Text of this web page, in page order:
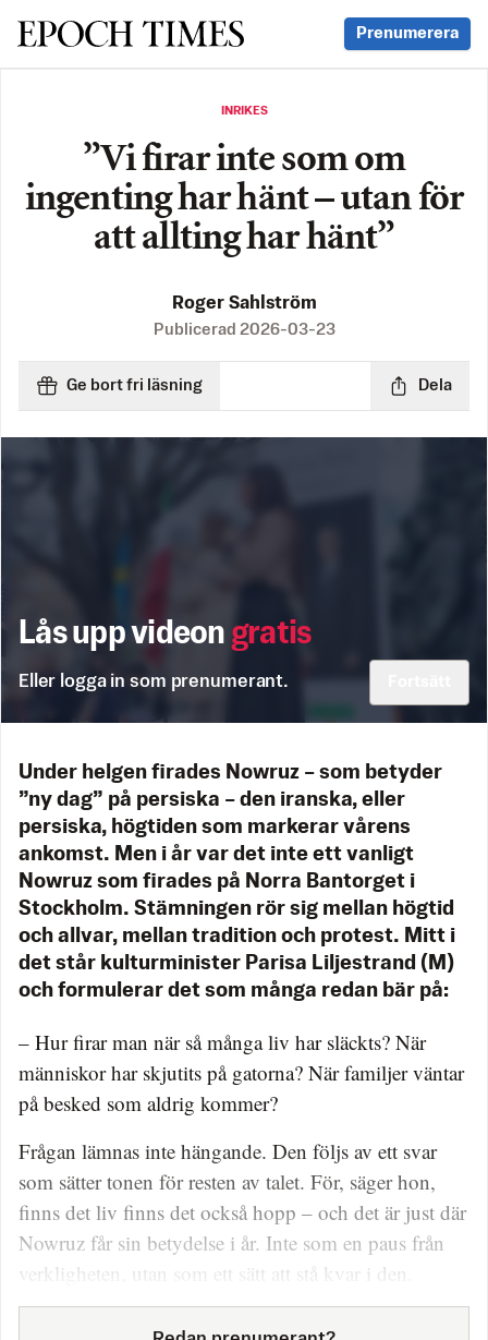
Svenska Epoch Times Prenumerera
INRIKES
”Vi firar inte som om
ingenting har hänt – utan för
att allting har hänt”
Roger Sahlström
Publicerad 2026-03-23
Ge bort fri läsning Dela
Lås upp videon gratis
Eller logga in som prenumerant.
Under helgen firades Nowruz – som betyder
”ny dag” på persiska – den iranska, eller
persiska, högtiden som markerar vårens
ankomst. Men i år var det inte ett vanligt
Nowruz som firades på Norra Bantorget i
Stockholm. Stämningen rör sig mellan högtid
och allvar, mellan tradition och protest. Mitt i
det står kulturminister Parisa Liljestrand (M)
och formulerar det som många redan bär på:
– Hur firar man när så många liv har släckts? När
människor har skjutits på gatorna? När familjer väntar
på besked som aldrig kommer?
Frågan lämnas inte hängande. Den följs av ett svar
som sätter tonen för resten av talet. För, säger hon,
finns det liv finns det också hopp – och det är just där
Nowruz får sin betydelse i år. Inte som en paus från
verkligheten, utan som ett sätt att stå kvar i den.